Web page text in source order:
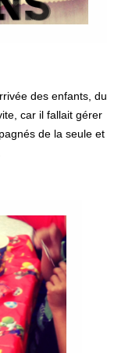
des enfants, du
car il fallait gérer
de la seule et